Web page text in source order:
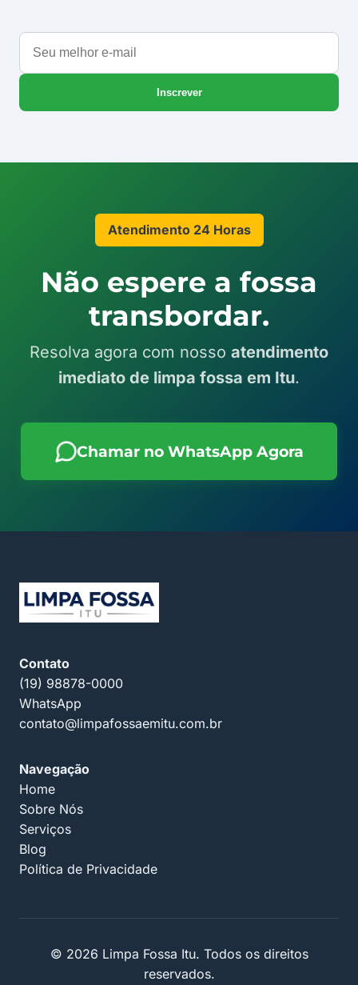
Seu
melhor
e-
Inscrever
Atendimento 24 Horas
Não espere a fossa
transbordar.
Resolva agora com nosso atendimento
imediato de limpa fossa em Itu.
Chamar no WhatsApp Agora
Contato
(19) 98878-0000
WhatsApp
contato@limpafossaemitu.com.br
Navegação
Home
Sobre Nós
Serviços
Blog
Política de Privacidade
© 2026 Limpa Fossa Itu. Todos os direitos
reservados.